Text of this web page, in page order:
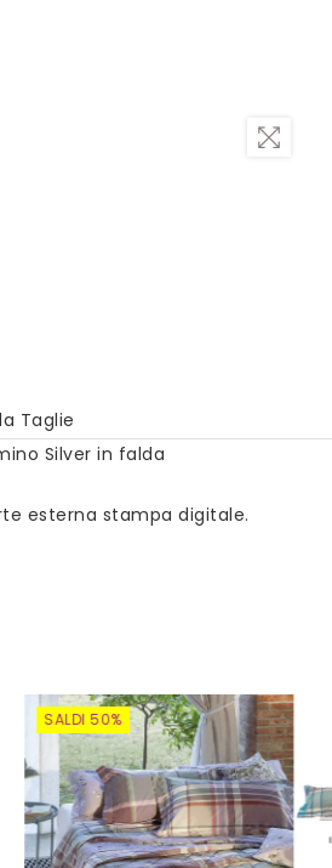
Taglie
Silver in falda
esterna stampa digitale.